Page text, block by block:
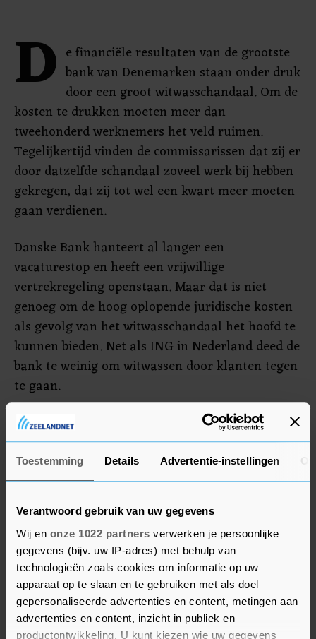
Toestemming Details Advertentie-instellingen
Verantwoord gebruik van uw gegevens
Wij en onze 1022 partners verwerken je persoonlijke
gegevens (bijv. uw IP-adres) met behulp van
technologieën zoals cookies om informatie op uw
apparaat op te slaan en te gebruiken met als doel
gepersonaliseerde advertenties en content, metingen aan
advertenties en content, inzicht in publiek en
productontwikkeling. U kunt kiezen wie uw gegevens
D e financiële resultaten van de grootste
bank van Denemarken staan onder druk
door een groot witwasschandaal. Om de
kosten te drukken moeten meer dan
tweehonderd werknemers het veld ruimen.
Tegelijkertijd vinden de commissarissen dat zij er
door datzelfde schandaal zoveel werk bij hebben
gekregen, dat zij tot wel een kwart meer moeten
gaan verdienen.
Danske Bank hanteert al langer een
vacaturestop en heeft een vrijwillige
vertrekregeling openstaan. Maar dat is niet
genoeg om de hoog oplopende juridische kosten
als gevolg van het witwasschandaal het hoofd te
kunnen bieden. Net als ING in Nederland deed de
bank te weinig om witwassen door klanten tegen
te gaan.
Voormalig topman Gerrit Zalm van ABN AMRO
is sinds vorig jaar commissaris bij Danske Bank.
De dagelijkse leiding bij de bank is in handen van
de eveneens Nederlandse bestuurder Chris
Vogelzang, die lange tijd gezien werd als een
kanshebber om Zalm op te volgen bij ABN AMRO.